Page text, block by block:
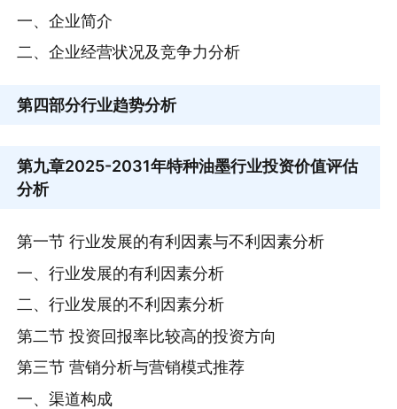
一、企业简介
二、企业经营状况及竞争力分析
第四部分行业趋势分析
第九章2025-2031年特种油墨行业投资价值评估
分析
第一节 行业发展的有利因素与不利因素分析
一、行业发展的有利因素分析
二、行业发展的不利因素分析
第二节 投资回报率比较高的投资方向
第三节 营销分析与营销模式推荐
一、渠道构成